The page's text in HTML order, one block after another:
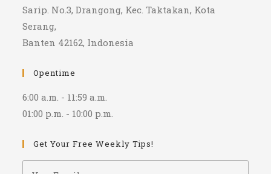
Sarip. No.3, Drangong, Kec. Taktakan, Kota
Serang,
Banten 42162, Indonesia
Opentime
6:00 a.m. - 11:59 a.m.
01:00 p.m. - 10:00 p.m.
Get Your Free Weekly Tips!